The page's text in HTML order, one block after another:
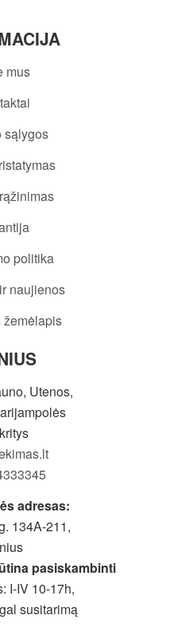
mus
sąlygos
politika
naujienos
žemėlapis
Utenos,
adresas:
134A-211,
pasiskambinti
I-IV 10-17h,
susitarimą